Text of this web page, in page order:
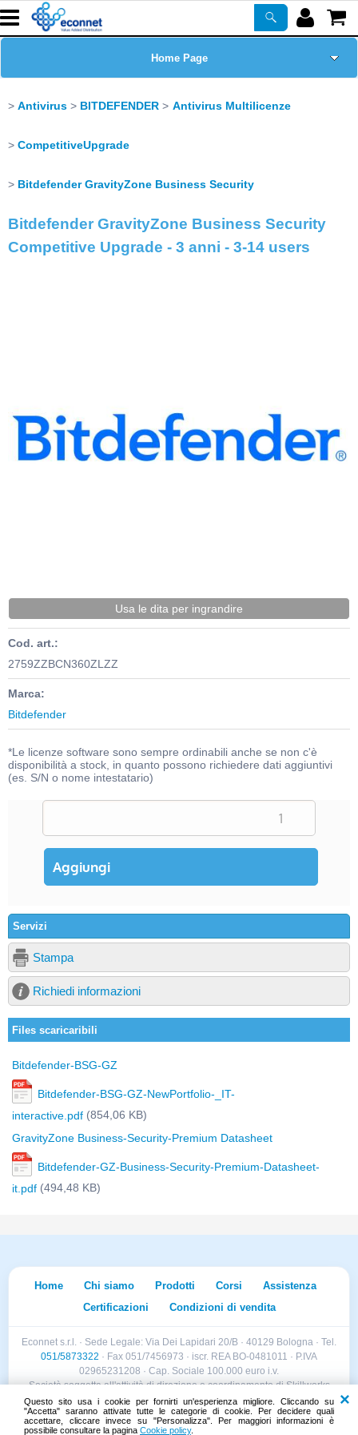
Questo sito usa i cookie per fornirti un'esperienza migliore. Cliccando su
"Accetta" saranno attivate tutte le categorie di cookie. Per decidere quali
accettare, cliccare invece su "Personalizza". Per maggiori informazioni è
possibile consultare la pagina Cookie policy.
Home Page
Corsi
ASSISTENZA
Antivirus BITDEFENDER Antivirus Multilicenze
CompetitiveUpgrade
Bitdefender GravityZone Business Security
Bitdefender GravityZone Business Security
Competitive Upgrade - 3 anni - 3-14 users
Usa le dita per ingrandire
Cod. art.:
2759ZZBCN360ZLZZ
Marca:
Bitdefender
*Le licenze software sono sempre ordinabili anche se non c'è
disponibilità a stock, in quanto possono richiedere dati aggiuntivi
(es. S/N o nome intestatario)
Servizi
Stampa
Richiedi informazioni
Files scaricaribili
Bitdefender-BSG-GZ
Bitdefender-BSG-GZ-NewPortfolio-_IT-
interactive.pdf (854,06 KB)
GravityZone Business-Security-Premium Datasheet
Bitdefender-GZ-Business-Security-Premium-Datasheet-
it.pdf (494,48 KB)
Home Chi siamo Prodotti Corsi
Assistenza
Certificazioni
Condizioni di vendita
Econnet s.r.l. · Sede Legale: Via Dei Lapidari 20/B · 40129 Bologna · Tel.
051/5873322 · Fax 051/7456973 · iscr. REA BO-0481011 · P.IVA
02965231208 · Cap. Sociale 100.000 euro i.v.
Società soggetta all'attività di direzione e coordinamento di Skillworks
Holding s.r.l. · Sede Legale: Via Vittorio Emanuele II 28 · Roncadelle (BS)
- C.F. 04151440981